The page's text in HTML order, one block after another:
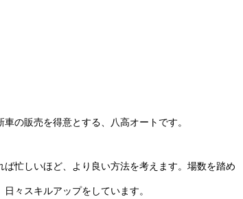
の販売を得意とする、八高オートです。
忙しいほど、より良い方法を考えます。場数を踏め
々スキルアップをしています。